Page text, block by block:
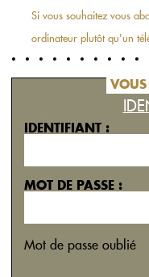
Si vous souhaitez vous
ordinateur plutôt qu'un
VOUS
IDENTIFIANT :
MOT DE PASSE :
Mot de passe oublié